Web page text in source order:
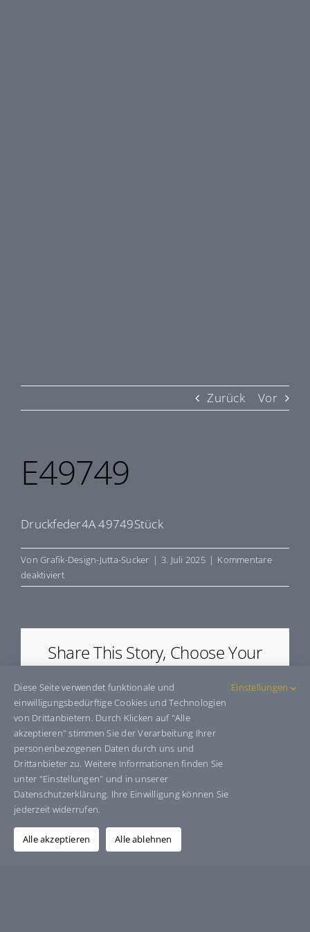
Zurück Vor
E49749
Druckfeder4A 49749Stück
VonGrafik-Design-Jutta-Sucker | 3. Juli 2025 | Kommentare
deaktiviertfür
E49749
Share This Story, Choose Your
Platform!
Facebook BlueskyReddit LinkedInWhatsAppTelegram
E-
Mail
Über den Autor:Grafik-Design-Jutta-Sucker
Diese Seite verwendet funktionale und
einwilligungsbedürftige Cookies und Technologien
von Drittanbietern. Durch Klicken auf "Alle
akzeptieren" stimmen Sie der Verarbeitung Ihrer
personenbezogenen Daten durch uns und
Drittanbieter zu. Weitere Informationen finden Sie
unter "Einstellungen" und in unserer
Datenschutzerklärung. Ihre Einwilligung können Sie
jederzeit widerrufen.
Einstellungen
Alle akzeptieren Alle ablehnen